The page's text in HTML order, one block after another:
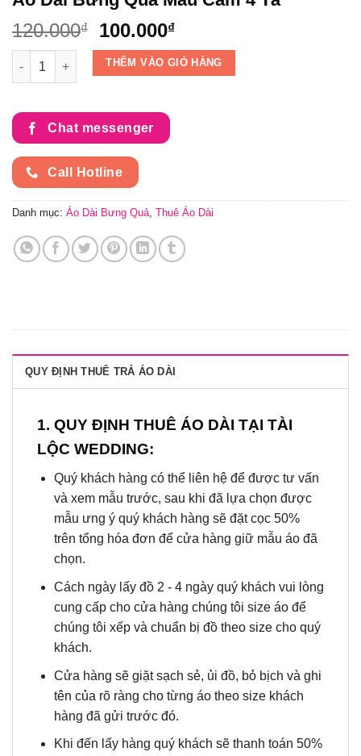
120.000₫
Giá
gốc
là:
100.000₫Giá
hiện
tại
Áo Dài Bưng Quả Màu Cam 4 Tà số lượng
THÊM VÀO GIỎ HÀNG
Chat messenger
Call Hotline
Danh mục: Áo Dài Bưng Quả, Thuê Áo Dài
QUY ĐỊNH THUÊ TRẢ ÁO DÀI
1. QUY ĐỊNH THUÊ ÁO DÀI TẠI TÀI
LỘC WEDDING:
Quý khách hàng có thể liên hệ để được tư vấn
và xem mẫu trước, sau khi đã lựa chọn được
mẫu ưng ý quý khách hàng sẽ đặt cọc 50%
trên tổng hóa đơn để cửa hàng giữ mẫu áo đã
chọn.
Cách ngày lấy đồ 2 - 4 ngày quý khách vui lòng
cung cấp cho cửa hàng chúng tôi size áo để
chúng tôi xếp và chuẩn bị đồ theo size cho quý
khách.
Cửa hàng sẽ giặt sạch sẻ, ủi đồ, bỏ bịch và ghi
tên của rõ ràng cho từng áo theo size khách
hàng đã gửi trước đó.
Khi đến lấy hàng quý khách sẽ thanh toán 50%